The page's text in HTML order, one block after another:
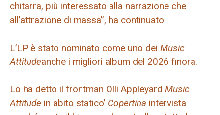
chitarra, più interessato alla narrazione che
all’attrazione di massa”, ha continuato.
L’LP è stato nominato come uno dei Music
Attitudeanche i migliori album del 2026 finora.
Lo ha detto il frontman Olli Appleyard Music
Attitude in abito statico’ Copertina intervista